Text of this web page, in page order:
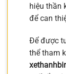
hiệu thần
để can
Để được
thể tham